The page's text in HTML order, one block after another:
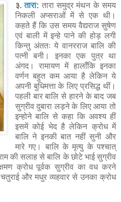
३.तारा: तारा समुद्र मंथन के समय
निकली अप्सराओं में से एक थी।
कहते हैं कि उस समय वैद्यराज सुषेण
एवं बाली में इन्हे पाने की होड़ लगी
किन्तु अंततः ये वानरराज बालि की
पत्नी बनी। इनका एक पुत्र था
अंगद। रामायण में हालाँकि इनका
वर्णन बहुत कम आया है लेकिन ये
अपनी बुधिमत्ता के लिए प्रसिद्ध थीं।
पहली बार बालि से हारने के बाद जब
सुग्रीव दुबारा लड़ने के लिए आया तो
इन्होने बालि से कहा कि अवश्य हीं
इसमें कोई भेद है लेकिन क्रोध में
बालि ने इनकी बात नहीं सुनी और
मारे गए। बालि के मृत्यु के पश्चात्
की सलाह से बालि के छोटे भाई सुग्रीव
क्रोध पूर्वक सुग्रीव का वध करने
और मधुर व्यहवार से उनका क्रोध